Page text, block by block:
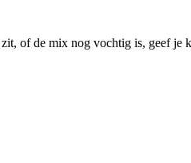
of de mix nog vochtig is, geef je